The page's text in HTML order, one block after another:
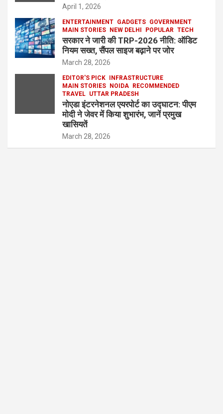
April 1, 2026
ENTERTAINMENT GADGETS GOVERNMENT
MAIN STORIES
NEW DELHI POPULAR TECH
सरकार ने जारी की TRP-2026 नीति: ऑडिट
नियम सख्त, सैंपल साइज बढ़ाने पर जोर
March 28, 2026
EDITOR'S PICK
INFRASTRUCTURE
MAIN STORIES
NOIDA
RECOMMENDED
TRAVEL UTTAR PRADESH
नोएडा इंटरनेशनल एयरपोर्ट का उद्घाटन: पीएम
मोदी ने जेवर में किया शुभारंभ, जानें प्रमुख
खासियतें
March 28, 2026